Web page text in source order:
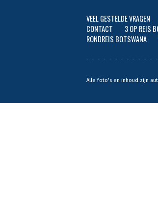
APP
VEEL GESTELDE VRAGEN
CONTACT
3 OP REIS
RONDREIS BOTSWANA
Alle foto's en inhoud zijn